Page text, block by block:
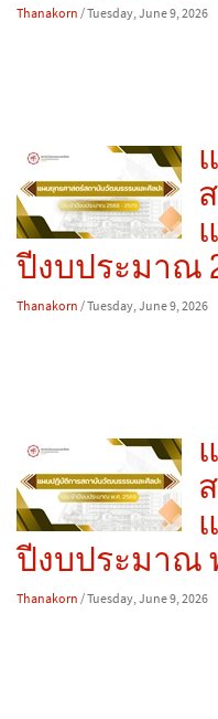
Thanakorn / Tuesday, June 9, 2026
ปีงบประมาณ
Thanakorn / Tuesday, June 9, 2026
ปีงบประมาณ
Thanakorn / Tuesday, June 9, 2026